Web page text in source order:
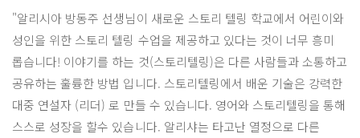
"알리시아 방동주 선생님이 새로운 스토리 텔링 학교에서 어린이와
성인을 위한 스토리 텔링 수업을 제공하고 있다는 것이 너무 흥미
롭습니다! 이야기를 하는 것(스토리텔링)은 다른 사람들과 소통하고
공유하는 훌륭한 방법 입니다. 스토리텔링에서 배운 기술은 강력한
대중 연설자 (리더) 로 만들 수 있습니다. 영어와 스토리텔링을 통해
스스로 성장을 할수 있습니다. 알리샤는 타고난 열정으로 다른